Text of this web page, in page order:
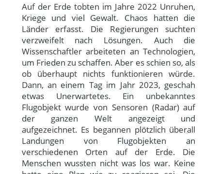
Auf der Erde tobten im Jahre 2022 Unruhen,
Kriege und viel Gewalt. Chaos hatten die
Länder erfasst. Die Regierungen suchten
verzweifelt nach Lösungen. Auch die
Wissenschaftler arbeiteten an Technologien,
um Frieden zu schaffen. Aber es schien so, als
ob überhaupt nichts funktionieren würde.
Dann, an einem Tag im Jahr 2023, geschah
etwas Unerwartetes. Ein unbekanntes
Flugobjekt wurde von Sensoren (Radar) auf
der ganzen Welt angezeigt und
aufgezeichnet. Es begannen plötzlich überall
Landungen von Flugobjekten an
verschiedenen Orten auf der Erde. Die
Menschen wussten nicht was los war. Keine